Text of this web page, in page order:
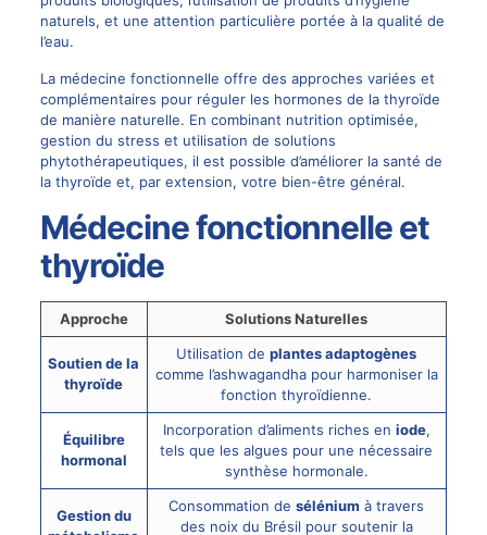
naturels, et une attention particulière portée à la qualité de
l’eau.
La médecine fonctionnelle offre des approches variées et
complémentaires pour réguler les hormones de la thyroïde
de manière naturelle. En combinant nutrition optimisée,
gestion du stress et utilisation de solutions
phytothérapeutiques, il est possible d’améliorer la santé de
la thyroïde et, par extension, votre bien-être général.
Médecine fonctionnelle et
thyroïde
Approche Solutions Naturelles
Soutien de la
thyroïde
Utilisation deplantes adaptogènes
comme l’ashwagandha pour harmoniser la
fonction thyroïdienne.
Équilibre
hormonal
Incorporation d’aliments riches en iode,
tels que les algues pour une nécessaire
synthèse hormonale.
Gestion du
Consommation desélénium à travers
des noix du Brésil pour soutenir la